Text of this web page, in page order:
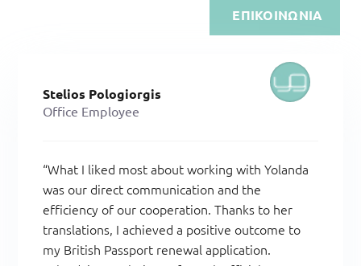
ΕΠΙΚΟΙΝΩΝΙΑ
Stelios Pologiorgis
Office Employee
“What I liked most about working with Yolanda
was our direct communication and the
efficiency of our cooperation. Thanks to her
translations, I achieved a positive outcome to
my British Passport renewal application.